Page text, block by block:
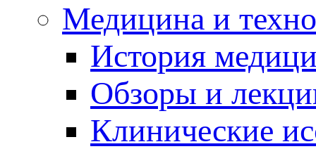
Медицина и
История
Обзоры и
Клинические